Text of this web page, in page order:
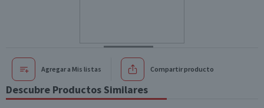
Agregar a Mis listas Compartir producto
Descubre Productos Similares